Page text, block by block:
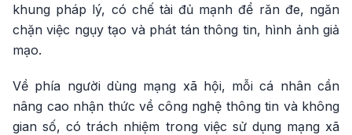
khung pháp lý, có chế tài đủ mạnh để răn đe, ngăn
chặn việc ngụy tạo và phát tán thông tin, hình ảnh giả
mạo.
Về phía người dùng mạng xã hội, mỗi cá nhân cần
nâng cao nhận thức về công nghệ thông tin và không
gian số, có trách nhiệm trong việc sử dụng mạng xã